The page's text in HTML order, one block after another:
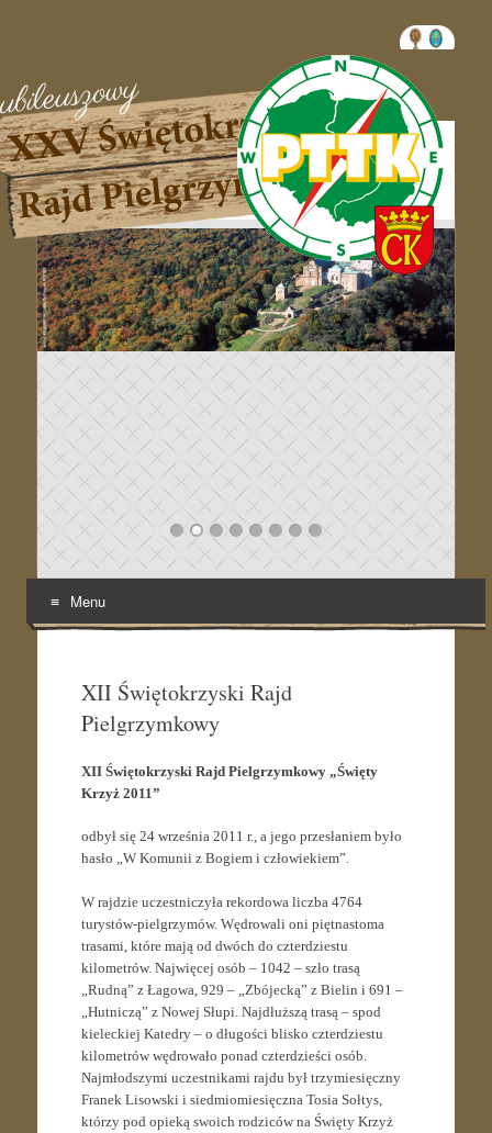
Menu
contentXII Świętokrzyski Rajd
Pielgrzymkowy
XII Świętokrzyski Rajd Pielgrzymkowy „Święty
Krzyż 2011”
odbył się 24 września 2011 r., a jego przesłaniem było
hasło „W Komunii z Bogiem i człowiekiem”.
W rajdzie uczestniczyła rekordowa liczba 4764
turystów-pielgrzymów. Wędrowali oni piętnastoma
trasami, które mają od dwóch do czterdziestu
kilometrów. Najwięcej osób – 1042 – szło trasą
„Rudną” z Łagowa, 929 – „Zbójecką” z Bielin i 691 –
„Hutniczą” z Nowej Słupi. Najdłuższą trasą – spod
kieleckiej Katedry – o długości blisko czterdziestu
kilometrów wędrowało ponad czterdzieści osób.
Najmłodszymi uczestnikami rajdu był trzymiesięczny
Franek Lisowski i siedmiomiesięczna Tosia Sołtys,
którzy pod opieką swoich rodziców na Święty Krzyż